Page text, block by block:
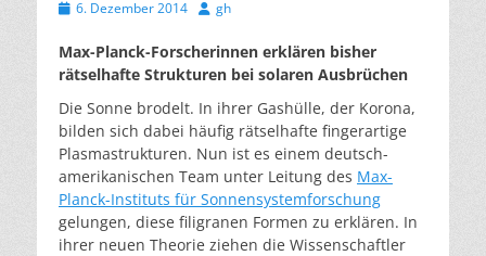
Veröffentlicht
6. Dezember 2014 Autor
gh
Max-Planck-Forscherinnen erklären bisher
rätselhafte Strukturen bei solaren Ausbrüchen
Die Sonne brodelt. In ihrer Gashülle, der Korona,
bilden sich dabei häufig rätselhafte fingerartige
Plasmastrukturen. Nun ist es einem deutsch-
amerikanischen Team unter Leitung des Max-
Planck-Instituts für Sonnensystemforschung
gelungen, diese filigranen Formen zu erklären. In
ihrer neuen Theorie ziehen die Wissenschaftler